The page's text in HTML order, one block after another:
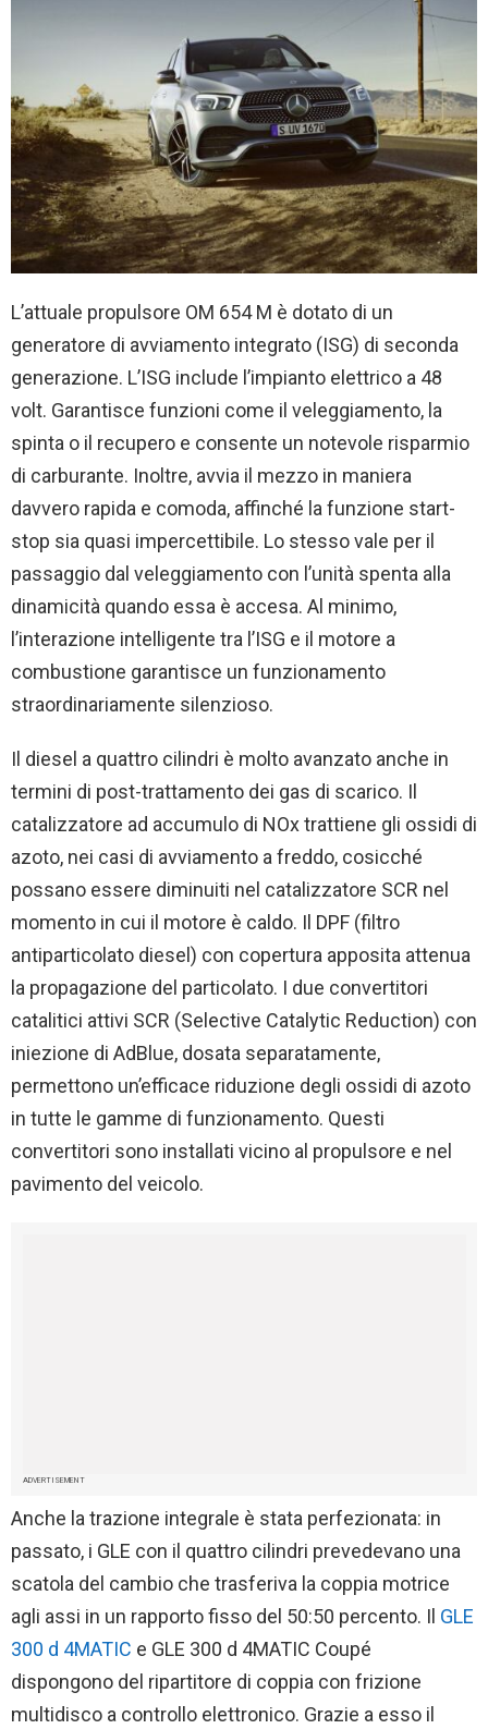
L’attuale propulsore OM 654 M è dotato di un
generatore di avviamento integrato (ISG) di seconda
generazione. L’ISG include l’impianto elettrico a 48
volt. Garantisce funzioni come il veleggiamento, la
spinta o il recupero e consente un notevole risparmio
di carburante. Inoltre, avvia il mezzo in maniera
davvero rapida e comoda, affinché la funzione start-
stop sia quasi impercettibile. Lo stesso vale per il
passaggio dal veleggiamento con l’unità spenta alla
dinamicità quando essa è accesa. Al minimo,
l’interazione intelligente tra l’ISG e il motore a
combustione garantisce un funzionamento
straordinariamente silenzioso.
Il diesel a quattro cilindri è molto avanzato anche in
termini di post-trattamento dei gas di scarico. Il
catalizzatore ad accumulo di NOx trattiene gli ossidi di
azoto, nei casi di avviamento a freddo, cosicché
possano essere diminuiti nel catalizzatore SCR nel
momento in cui il motore è caldo. Il DPF (filtro
antiparticolato diesel) con copertura apposita attenua
la propagazione del particolato. I due convertitori
catalitici attivi SCR (Selective Catalytic Reduction) con
iniezione di AdBlue, dosata separatamente,
permettono un’efficace riduzione degli ossidi di azoto
in tutte le gamme di funzionamento. Questi
convertitori sono installati vicino al propulsore e nel
pavimento del veicolo.
ADVERTISEMENT
Anche la trazione integrale è stata perfezionata: in
passato, i GLE con il quattro cilindri prevedevano una
scatola del cambio che trasferiva la coppia motrice
agli assi in un rapporto fisso del 50:50 percento. Il GLE
300 d 4MATIC e GLE 300 d 4MATIC Coupé
dispongono del ripartitore di coppia con frizione
multidisco a controllo elettronico. Grazie a esso il